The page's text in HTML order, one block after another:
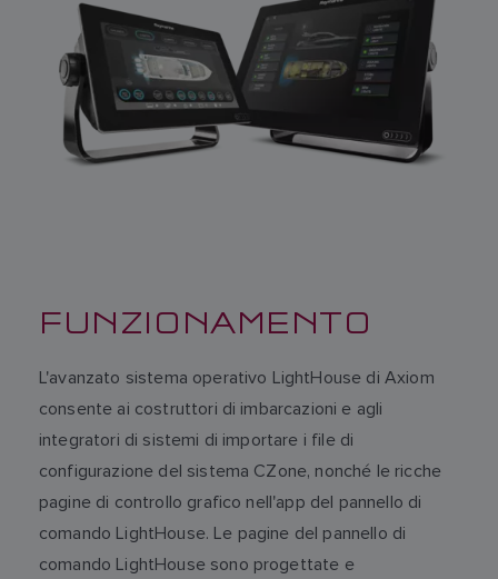
FUNZIONAMENTO
L'avanzato sistema operativo LightHouse di Axiom
consente ai costruttori di imbarcazioni e agli
integratori di sistemi di importare i file di
configurazione del sistema CZone, nonché le ricche
pagine di controllo grafico nell'app del pannello di
comando LightHouse. Le pagine del pannello di
comando LightHouse sono progettate e